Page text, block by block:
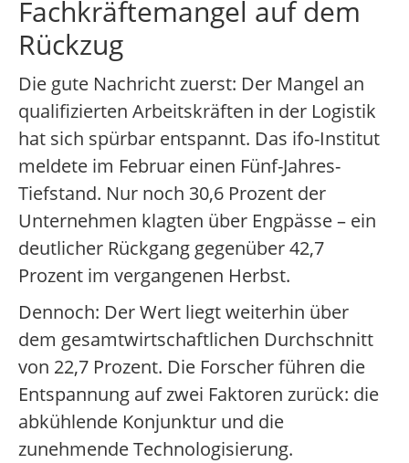
Fachkräftemangel auf dem
Rückzug
Die gute Nachricht zuerst: Der Mangel an
qualifizierten Arbeitskräften in der Logistik
hat sich spürbar entspannt. Das ifo-Institut
meldete im Februar einen Fünf-Jahres-
Tiefstand. Nur noch 30,6 Prozent der
Unternehmen klagten über Engpässe – ein
deutlicher Rückgang gegenüber 42,7
Prozent im vergangenen Herbst.
Dennoch: Der Wert liegt weiterhin über
dem gesamtwirtschaftlichen Durchschnitt
von 22,7 Prozent. Die Forscher führen die
Entspannung auf zwei Faktoren zurück: die
abkühlende Konjunktur und die
zunehmende Technologisierung.